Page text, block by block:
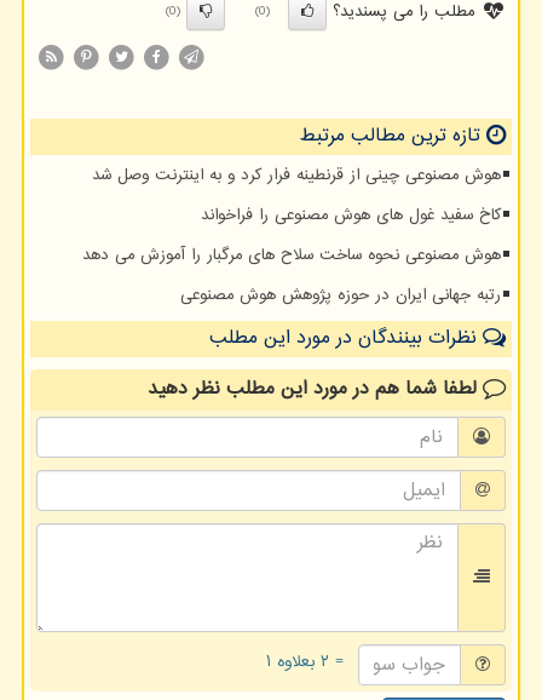
مطلب را می پسندید؟
(0)
(0)
تازه ترین مطالب مرتبط
هوش مصنوعی چینی از قرنطینه فرار کرد و به اینترنت وصل شد
کاخ سفید غول های هوش مصنوعی را فراخواند
هوش مصنوعی نحوه ساخت سلاح های مرگبار را آموزش می دهد
رتبه جهانی ایران در حوزه پژوهش هوش مصنوعی
نظرات بینندگان در مورد این مطلب
لطفا شما همدر مورد این مطلبنظر دهید
= ۲ بعلاوه ۱